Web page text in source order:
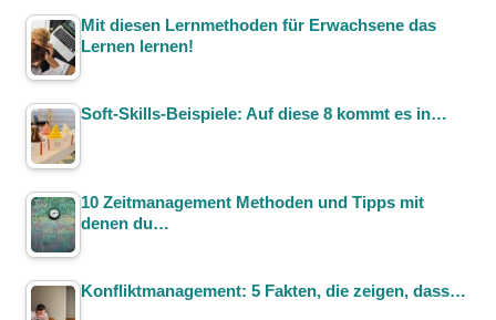
Mit diesen Lernmethoden für Erwachsene das
Lernen lernen!
Soft-Skills-Beispiele: Auf diese 8 kommt es in…
10 Zeitmanagement Methoden und Tipps mit
denen du…
Konfliktmanagement: 5 Fakten, die zeigen, dass…